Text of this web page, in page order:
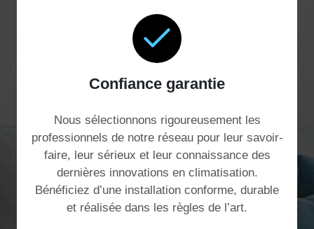
Confiance garantie
Nous sélectionnons rigoureusement les
professionnels de notre réseau pour leur savoir-
faire, leur sérieux et leur connaissance des
dernières innovations en climatisation.
Bénéficiez d’une installation conforme, durable
et réalisée dans les règles de l’art.